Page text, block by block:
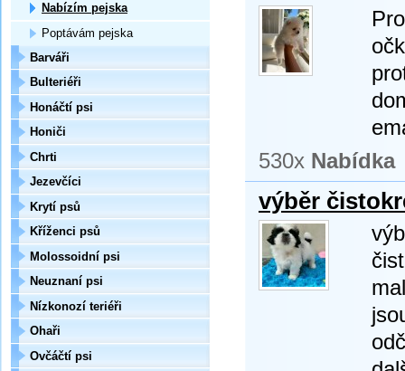
530x Nabídka
výběr
Nabízím pejska
Poptávám pejska
Barváři
Bulteriéři
Honáčtí psi
Honiči
Chrti
Jezevčíci
Krytí psů
Kříženci psů
Molossoidní psi
Neuznaní psi
Nízkonozí teriéři
Ohaři
Ovčáčtí psi